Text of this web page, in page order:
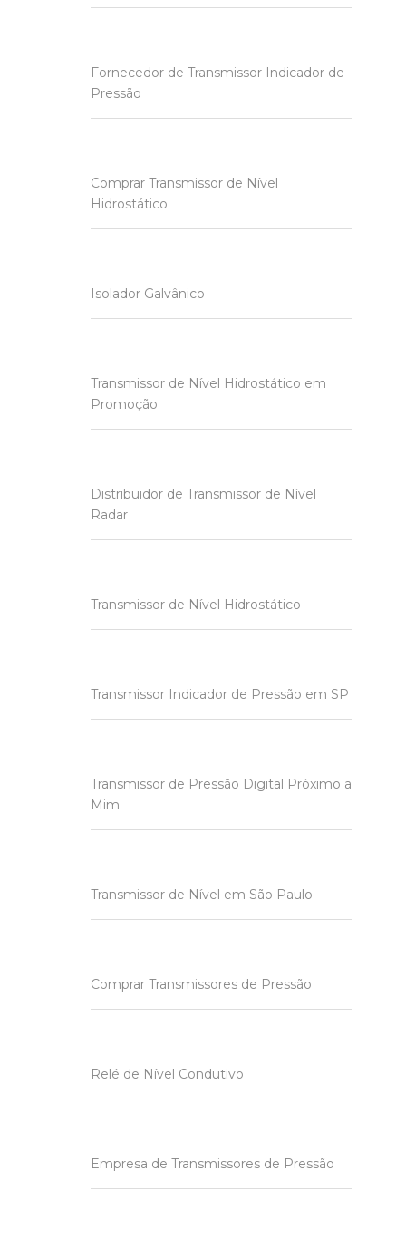
Fornecedor de Transmissor Indicador de
Pressão
Comprar Transmissor de Nível
Hidrostático
Isolador Galvânico
Transmissor de Nível Hidrostático em
Promoção
Distribuidor de Transmissor de Nível
Radar
Transmissor de Nível Hidrostático
Transmissor Indicador de Pressão em SP
Transmissor de Pressão Digital Próximo a
Mim
Transmissor de Nível em São Paulo
Comprar Transmissores de Pressão
Relé de Nível Condutivo
Empresa de Transmissores de Pressão